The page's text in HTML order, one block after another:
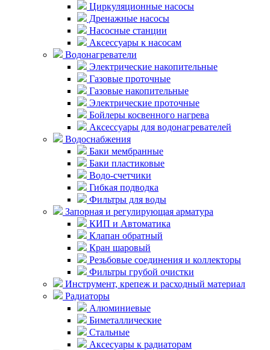
Циркуляционные насосы
Дренажные насосы
Насосные станции
Аксессуары к насосам
Водонагреватели
Электрические накопительные
Газовые проточные
Газовые накопительные
Электрические проточные
Бойлеры косвенного нагрева
Аксессуары для водонагревателей
Водоснабжения
Баки мембранные
Баки пластиковые
Водо-счетчики
Гибкая подводка
Фильтры для воды
Запорная и регулирующая арматура
КИП и Автоматика
Клапан обратный
Кран шаровый
Резьбовые соединения и коллекторы
Фильтры грубой очистки
Инструмент, крепеж и расходный материал
Радиаторы
Алюминиевые
Биметаллические
Стальные
Аксесуары к радиаторам